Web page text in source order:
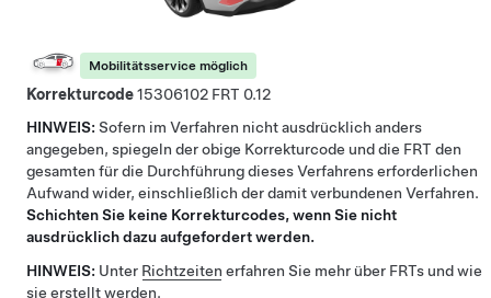
Mobilitätsservice möglich
Korrekturcode15306102
0.12
HINWEIS: Sofern im Verfahren nicht ausdrücklich anders
angegeben, spiegeln der obige Korrekturcode und die FRT den
gesamten für die Durchführung dieses Verfahrens erforderlichen
Aufwand wider, einschließlich der damit verbundenen Verfahren.
Schichten Sie keine Korrekturcodes, wenn Sie nicht
ausdrücklich dazu aufgefordert werden.
HINWEIS: Unter Richtzeiten erfahren Sie mehr über FRTs und wie
sie erstellt werden.